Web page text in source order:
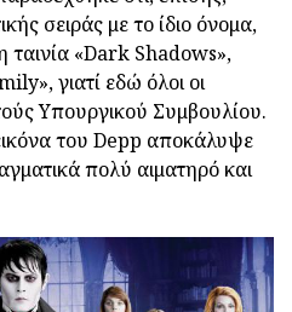
σειράς με το ίδιο όνομα,
«Dark Shadows»,
γιατί εδώ όλοι οι
Υπουργικού Συμβουλίου.
του Depp αποκάλυψε
πολύ αιματηρό και